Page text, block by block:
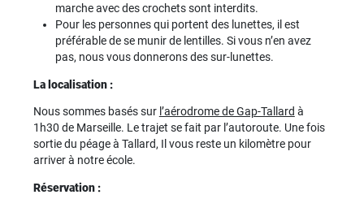
marche avec des crochets sont interdits.
Pour les personnes qui portent des lunettes, il est
préférable de se munir de lentilles. Si vous n’en avez
pas, nous vous donnerons des sur-lunettes.
La localisation :
Nous sommes basés sur l’aérodrome de Gap-Tallard à
1h30 de Marseille. Le trajet se fait par l’autoroute. Une fois
sortie du péage à Tallard, Il vous reste un kilomètre pour
arriver à notre école.
Réservation :